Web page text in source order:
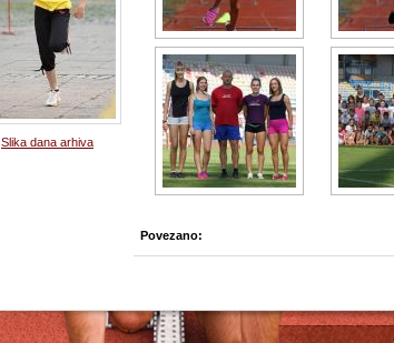
Slika dana arhiva
Povezano: